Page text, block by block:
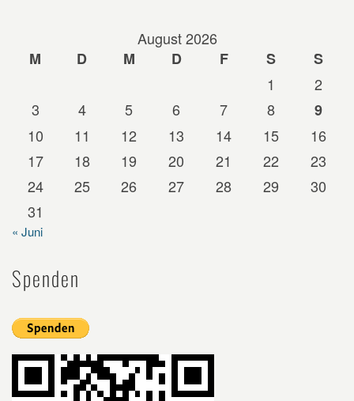
August 2026
M
D M D F S
S
1
2
3
4 5 6 7 8
9
10
11 12 13 14 15
16
17
18 19 20 21 22
23
24
25 26 27 28 29
30
31
« Juni
Spenden